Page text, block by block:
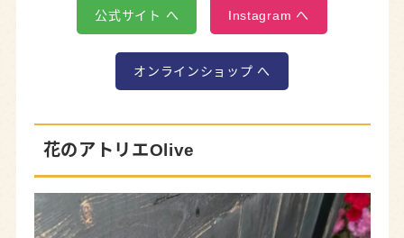
公式サイト へ Instagram へ
オンラインショップ へ
花のアトリエOlive